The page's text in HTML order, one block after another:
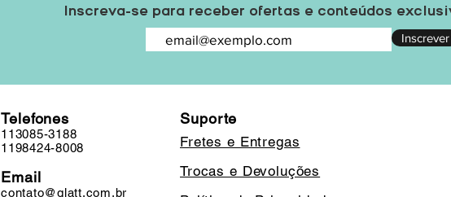
Inscreva-se para receber ofertas e conteúdos
Inscrever
Telefones
113085-3188
1198424-8008
Email
contato@glatt.com.br
Suporte
Fretes e Entregas
Trocas e Devoluções